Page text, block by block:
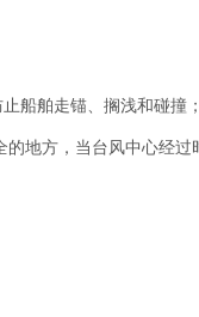
船舶走锚、搁浅和碰撞；
方，当台风中心经过